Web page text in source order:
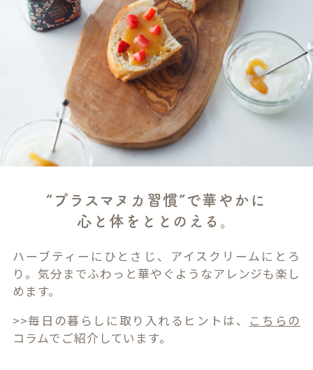
“プラスマヌカ習慣”で華やかに
心と体をととのえる。
ハーブティーにひとさじ、アイスクリームにとろ
り。気分までふわっと華やぐようなアレンジも楽し
めます。
>>毎日の暮らしに取り入れるヒントは、
こちらの
コラムでご紹介しています。